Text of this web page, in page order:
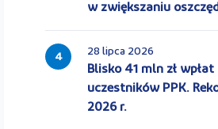
w zwiększaniu
4 28 lipca 2026
Blisko 41 mln zł
uczestników PPK.
2026 r.